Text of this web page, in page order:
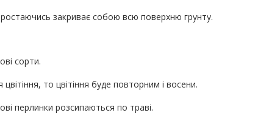
закриває собою всю поверхню грунту.
сорти.
то цвітіння буде повторним і восени.
перлинки розсипаються по траві.